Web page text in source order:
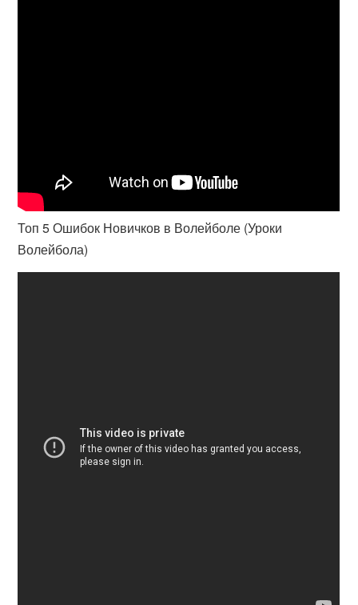
Топ 5 Ошибок Новичков в Волейболе (Уроки
Волейбола)